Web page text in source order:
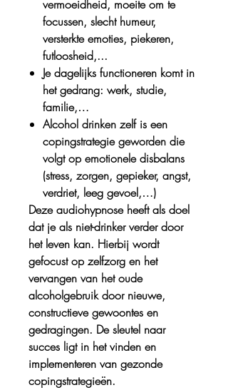
vermoeidheid, moeite om te
focussen, slecht humeur,
versterkte emoties, piekeren,
futloosheid,...
Je dagelijks functioneren komt in
het gedrang: werk, studie,
familie,…
Alcohol drinken zelf is een
copingstrategie geworden die
volgt op emotionele disbalans
(stress, zorgen, gepieker, angst,
verdriet, leeg gevoel,…)
Deze audiohypnose heeft als doel
dat je als niet-drinker verder door
het leven kan. Hierbij wordt
gefocust op zelfzorg en het
vervangen van het oude
alcoholgebruik door nieuwe,
constructieve gewoontes en
gedragingen. De sleutel naar
succes ligt in het vinden en
implementeren van gezonde
copingstrategieën.